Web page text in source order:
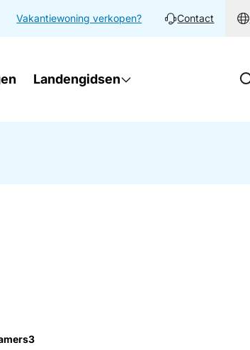
Vakantiewoning verkopen? Contact
Landengidsen
3